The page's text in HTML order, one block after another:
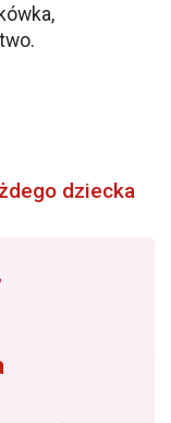
dziecka